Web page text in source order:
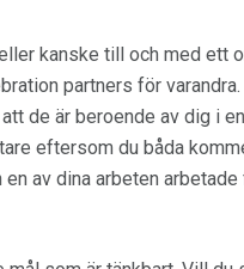
kanske till och med ett
partners för varandra.
de är beroende av dig i en
eftersom du båda
av dina arbeten